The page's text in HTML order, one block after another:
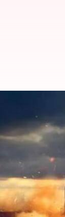
Jayachandra
ఈ వార్తాకథనం
ఇండియాలో
ఇప్పటికే ఈ
త్వరలో
మహీంద్రా,